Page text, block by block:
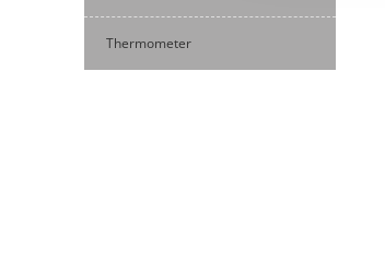
Thermometer